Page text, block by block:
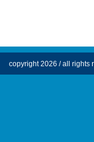
copyright 2026 / all rights